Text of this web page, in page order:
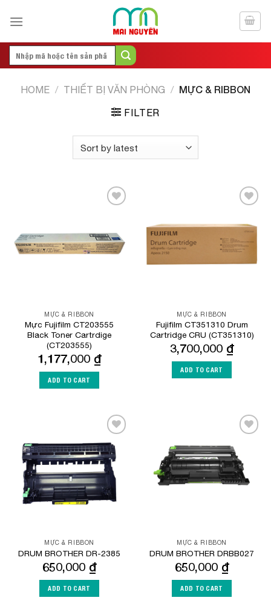
Search
HOME / THIẾT BỊ VĂN PHÒNG / MỰC & RIBBON
FILTER
MỰC & RIBBON
Mực Fujifilm CT203555
Black Toner Cartrdige
(CT203555)
1,177,000 ₫
ADD TO CART
MỰC & RIBBON
Fujifilm CT351310 Drum
Cartridge CRU (CT351310)
3,700,000 ₫
ADD TO CART
Add to
Wishlist
MỰC & RIBBON
DRUM BROTHER DR-2385
650,000 ₫
ADD TO CART
Wishlist
MỰC & RIBBON
DRUM BROTHER DRBB027
650,000 ₫
ADD TO CART